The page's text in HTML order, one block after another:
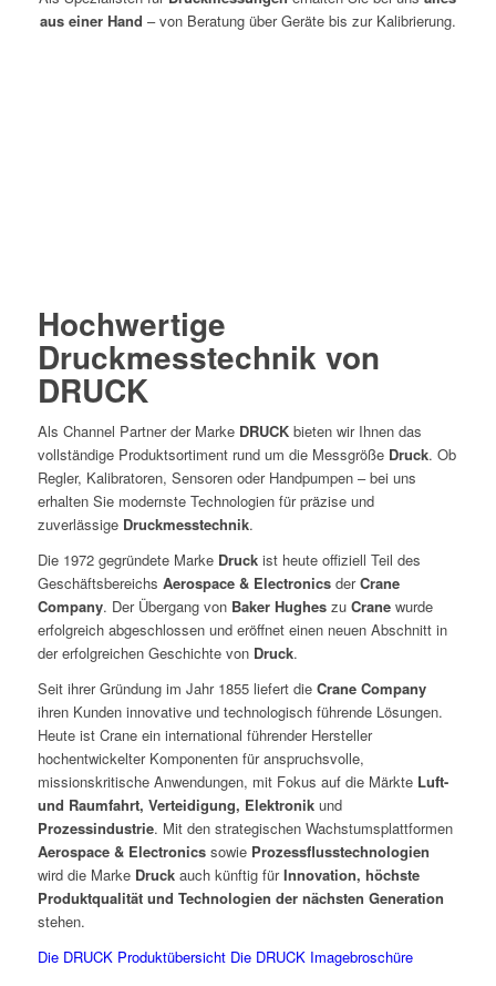
aus einer Hand – von Beratung über Geräte bis zur Kalibrierung.
Hochwertige
Druckmesstechnik von
DRUCK
Als Channel Partner der Marke DRUCKbieten wir Ihnen das
vollständige Produktsortiment rund um die Messgröße Druck. Ob
Regler, Kalibratoren, Sensoren oder Handpumpen – bei uns
erhalten Sie modernste Technologien für präzise und
zuverlässige Druckmesstechnik.
Die 1972 gegründete Marke Druckist heute offiziell Teil des
Geschäftsbereichs Aerospace & ElectronicsderCrane
Company. Der Übergang von Baker Hugheszu Cranewurde
erfolgreich abgeschlossen und eröffnet einen neuen Abschnitt in
der erfolgreichen Geschichte von Druck.
Seit ihrer Gründung im Jahr 1855 liefert die Crane Company
ihren Kunden innovative und technologisch führende Lösungen.
Heute ist Crane ein international führender Hersteller
hochentwickelter Komponenten für anspruchsvolle,
missionskritische Anwendungen, mit Fokus auf die Märkte Luft-
und Raumfahrt, Verteidigung, Elektronikund
Prozessindustrie. Mit den strategischen Wachstumsplattformen
Aerospace & Electronicssowie Prozessflusstechnologien
wird die Marke Druckauch künftig fürInnovation, höchste
Produktqualität und Technologien der nächsten Generation
stehen.
Die DRUCK Produktübersicht Die DRUCK Imagebroschüre